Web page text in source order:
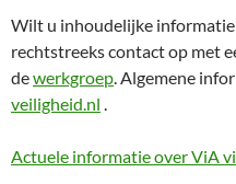
Wilt u inhoudelijke
rechtstreeks contact op met
dewerkgroep. Algemene
veiligheid.nl .
Actuele informatie over ViA